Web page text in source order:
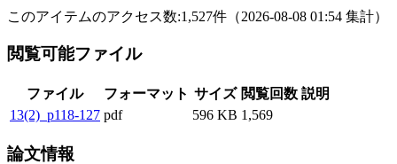
このアイテムのアクセス数:1,527件 （2026-08-08 01:54 集計）
閲覧可能ファイル
ファイル フォーマット サイズ 閲覧回数 説明
13(2)_p118-127 pdf 596 KB 1,569
論文情報